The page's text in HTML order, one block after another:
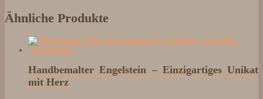
Ähnliche Produkte
Handbemalter Engelstein – Einzigartiges Unikat
mit Herz